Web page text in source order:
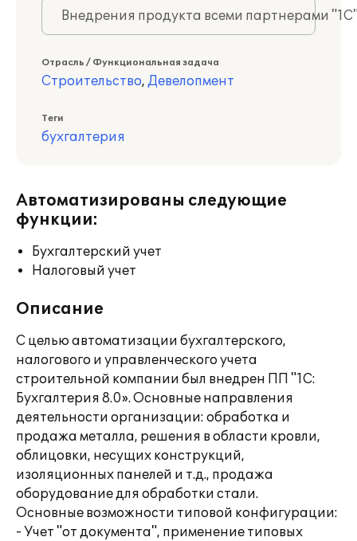
Внедрения продукта всеми партнерами
Отрасль / Функциональная задача
Строительство, Девелопмент
Теги
бухгалтерия
Автоматизированы следующие
функции:
Бухгалтерский учет
Налоговый учет
Описание
С целью автоматизации бухгалтерского,
налогового и управленческого учета
строительной компании был внедрен ПП "1С:
Бухгалтерия 8.0». Основные направления
деятельности организации: обработка и
продажа металла, решения в области кровли,
облицовки, несущих конструкций,
изоляционных панелей и т.д., продажа
оборудование для обработки стали.
Основные возможности типовой конфигурации:
- Учет "от документа", применение типовых